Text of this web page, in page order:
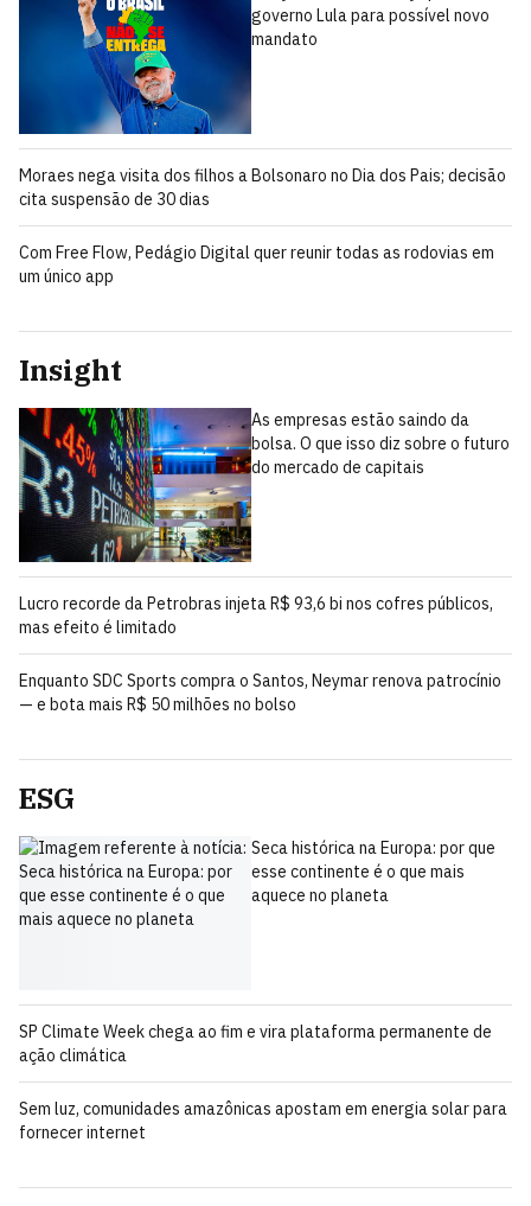
governo Lula para possível novo
mandato
Moraes nega visita dos filhos a Bolsonaro no Dia dos Pais; decisão
cita suspensão de 30 dias
Com Free Flow, Pedágio Digital quer reunir todas as rodovias em
um único app
Insight
As empresas estão saindo da
bolsa. O que isso diz sobre o futuro
do mercado de capitais
Lucro recorde da Petrobras injeta R$ 93,6 bi nos cofres públicos,
mas efeito é limitado
Enquanto SDC Sports compra o Santos, Neymar renova patrocínio
— e bota mais R$ 50 milhões no bolso
ESG
Seca histórica na Europa: por que
esse continente é o que mais
aquece no planeta
SP Climate Week chega ao fim e vira plataforma permanente de
ação climática
Sem luz, comunidades amazônicas apostam em energia solar para
fornecer internet